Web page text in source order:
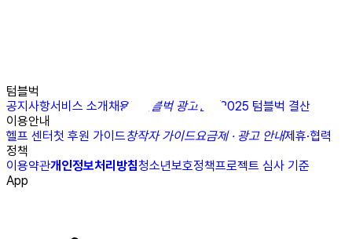
텀블벅
공지사항서비스 소개채용N 텀블벅 광고센터
2025 텀블벅 결산
이용안내
헬프 센터첫 후원 가이드창작자 가이드요금제 · 광고 안내제휴·협력
정책
이용약관개인정보처리방침청소년보호정책프로젝트 심사 기준
App